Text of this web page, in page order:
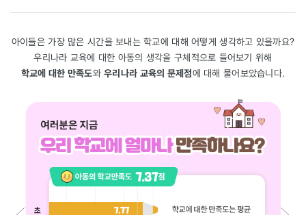
아이들은 가장 많은 시간을 보내는 학교에 대해 어떻게 생각하고 있을까요?
우리나라 교육에 대한 아동의 생각을 구체적으로 들어보기 위해
학교에 대한 만족도와우리나라 교육의 문제점에 대해 물어보았습니다.